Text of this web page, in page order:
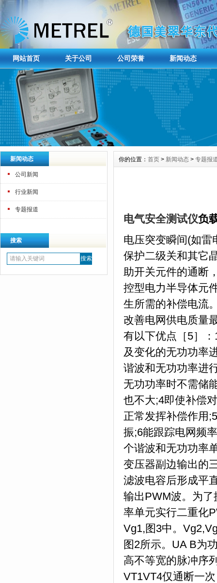
网站首页 关于公司 公司荣誉 新闻动态
新闻动态
公司新闻
行业新闻
专题报道
搜索
你的位置： 首页 > 新闻动态 > 专题报
电气安全测试仪负
电压突变瞬间(如雷
保护二级关和其它
助开关元件的通断
控型电力半导体元
生所需的补偿电流
改善电网供电质量
有以下优点［5］
及变化的无功功率
谐波和无功功率进
无功功率时不需储
也不大;4即使补偿
正常发挥补偿作用
振;6能跟踪电网频
个谐波和无功功率
变压器副边输出的
滤波电容后形成平
输出PWM波。为
率单元实行二重化
Vg1,图3中。
图2所示。UA B为
高不等宽的脉冲序
VT1VT4仅通断一